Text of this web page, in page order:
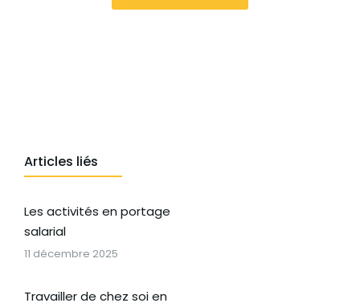
Articles liés
Les activités en portage
salarial
11 décembre 2025
Travailler de chez soi en